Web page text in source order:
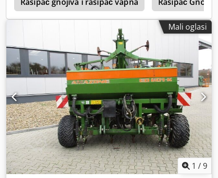
Mali oglasi
1 /9